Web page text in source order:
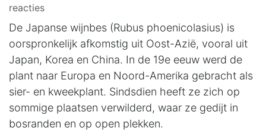
reacties
De Japanse wijnbes (Rubus phoenicolasius) is
oorspronkelijk afkomstig uit Oost-Azië, vooral uit
Japan, Korea en China. In de 19e eeuw werd de
plant naar Europa en Noord-Amerika gebracht als
sier- en kweekplant. Sindsdien heeft ze zich op
sommige plaatsen verwilderd, waar ze gedijt in
bosranden en op open plekken.